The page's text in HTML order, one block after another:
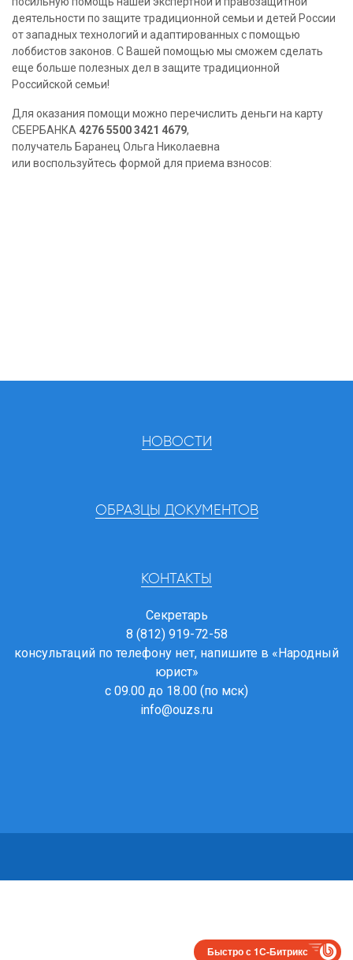
деятельности по защите традиционной семьи и детей России
от западных технологий и адаптированных с помощью
лоббистов законов. С Вашей помощью мы сможем сделать
еще больше полезных дел в защите традиционной
Российской семьи!
Для оказания помощи можно перечислить деньги на карту
СБЕРБАНКА 4276 5500 3421 4679,
получатель Баранец Ольга Николаевна
или воспользуйтесь формой для приема взносов:
НОВОСТИ
ОБРАЗЦЫ ДОКУМЕНТОВ
КОНТАКТЫ
Секретарь
8 (812) 919-72-58
консультаций по телефону нет, напишите в «Народный
юрист»
с 09.00 до 18.00 (по мск)
info@ouzs.ru
Быстро с 1С-Битрикс